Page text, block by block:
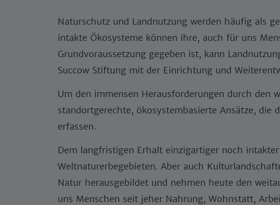
Naturschutz und Landnutzung werden häufig als
intakte Ökosysteme können ihre, auch für uns
Grundvoraussetzung gegeben ist, kann
Succow Stiftung mit der Einrichtung und
Um den immensen Herausforderungen durch den
standortgerechte, ökosystembasierte Ansätze,
erfassen.
Dem langfristigen Erhalt einzigartiger noch
Weltnaturerbegebieten. Aber auch
Natur herausgebildet und nehmen heute den
uns Menschen seit jeher Nahrung, Wohnstatt,